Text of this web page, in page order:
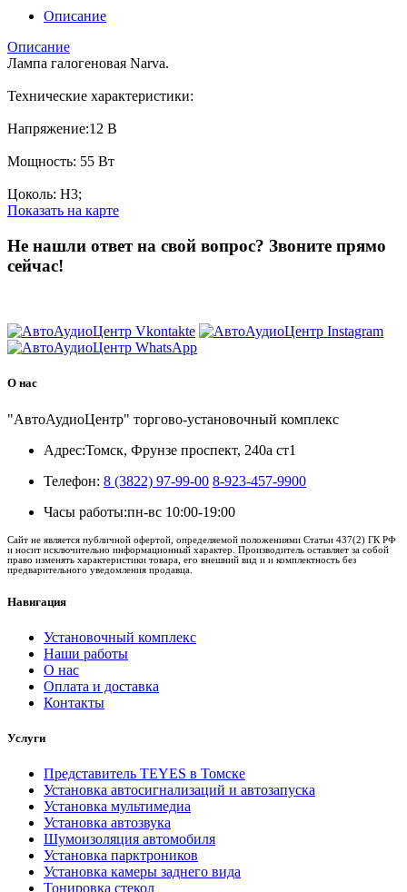
Описание
Описание
Лампа галогеновая Narva.
Технические характеристики:
Напряжение:12 В
Мощность: 55 Вт
Цоколь: H3;
Показать на карте
Не нашли ответ на свой вопрос? Звоните прямо
сейчас!
О нас
"АвтоАудиоЦентр" торгово-установочный комплекс
Адрес:Томск, Фрунзе проспект, 240а ст1
Телефон: 8 (3822) 97-99-00 8-923-457-9900
Часы работы:пн-вс 10:00-19:00
Сайт не является публичной офертой, определяемой положениями Статьи 437(2) ГК РФ
и носит исключительно информационный характер. Производитель оставляет за собой
право изменять характеристики товара, его внешний вид и и комплектность без
предварительного уведомления продавца.
Навигация
Установочный комплекс
Наши работы
О нас
Оплата и доставка
Контакты
Услуги
Представитель TEYES в Томске
Установка автосигнализаций и автозапуска
Установка мультимедиа
Установка автозвука
Шумоизоляция автомобиля
Установка парктроников
Установка камеры заднего вида
Тонировка стекол